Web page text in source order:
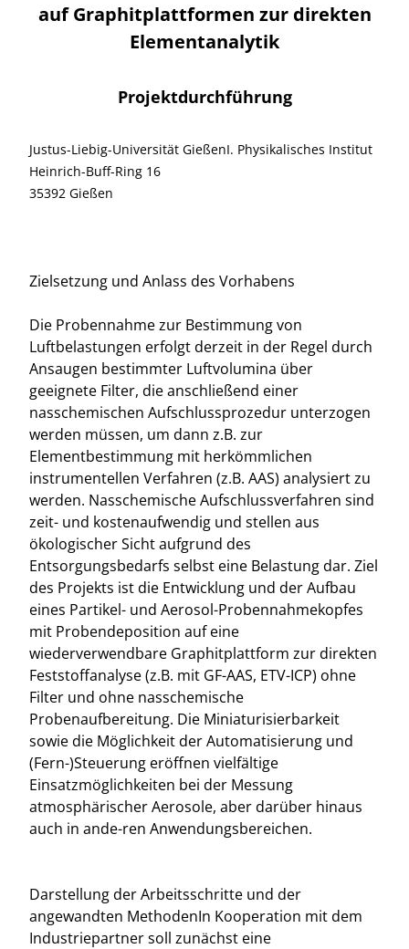
auf Graphitplattformen zur direkten
Elementanalytik
Projektdurchführung
Justus-Liebig-Universität GießenI. Physikalisches Institut
Heinrich-Buff-Ring 16
35392 Gießen
Zielsetzung und Anlass des Vorhabens
Die Probennahme zur Bestimmung von
Luftbelastungen erfolgt derzeit in der Regel durch
Ansaugen bestimmter Luftvolumina über
geeignete Filter, die anschließend einer
nasschemischen Aufschlussprozedur unterzogen
werden müssen, um dann z.B. zur
Elementbestimmung mit herkömmlichen
instrumentellen Verfahren (z.B. AAS) analysiert zu
werden. Nasschemische Aufschlussverfahren sind
zeit- und kostenaufwendig und stellen aus
ökologischer Sicht aufgrund des
Entsorgungsbedarfs selbst eine Belastung dar. Ziel
des Projekts ist die Entwicklung und der Aufbau
eines Partikel- und Aerosol-Probennahmekopfes
mit Probendeposition auf eine
wiederverwendbare Graphitplattform zur direkten
Feststoffanalyse (z.B. mit GF-AAS, ETV-ICP) ohne
Filter und ohne nasschemische
Probenaufbereitung. Die Miniaturisierbarkeit
sowie die Möglichkeit der Automatisierung und
(Fern-)Steuerung eröffnen vielfältige
Einsatzmöglichkeiten bei der Messung
atmosphärischer Aerosole, aber darüber hinaus
auch in ande-ren Anwendungsbereichen.
Darstellung der Arbeitsschritte und der
angewandten MethodenIn Kooperation mit dem
Industriepartner soll zunächst eine